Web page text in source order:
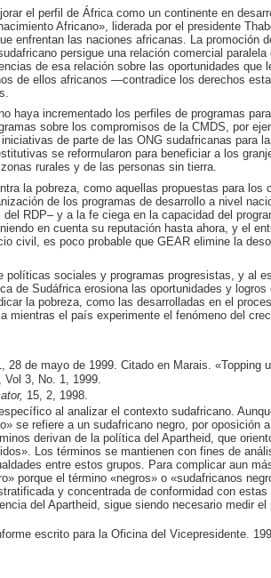
el perfil de África como un continente en
Africano», liderada por el presidente
enfrentan las naciones africanas. La promoción
persigue una relación comercial
de esa relación sobre las oportunidades que
de ellos africanos —contradice los derechos
haya incrementado los perfiles de programas
sobre los compromisos de la CMDS, por
de parte de las ONG sudafricanas para
se reformularon para beneficiar a los
rurales y de las personas sin tierra.
la pobreza, como aquellas propuestas para los
de los programas de desarrollo a nivel
RDP­– y a la fe ciega en la capacidad del
en cuenta su reputación hasta ahora, y el
civil, es poco probable que GEAR elimine la
políticas sociales y programas progresistas, y al
de Sudáfrica erosiona las oportunidades y
la pobreza, como las desarrolladas en el
mientras el país experimente el fenómeno del
28 de mayo de 1999. Citado en Marais. «Topping
Vol 3, No. 1, 1999.
15, 2, 1998.
al analizar el contexto sudafricano.
se refiere a un sudafricano negro, por oposición
derivan de la política del Apartheid, que
Los términos se mantienen con fines de
entre estos grupos. Para complicar aun
porque el término «negros» o «sudafricanos
y concentrada de conformidad con
del Apartheid, sigue siendo necesario medir
escrito para la Oficina del Vicepresidente.